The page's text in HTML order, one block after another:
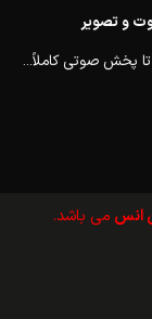
و تصویر
پخش صوتی کاملاً...
انس می باشد.